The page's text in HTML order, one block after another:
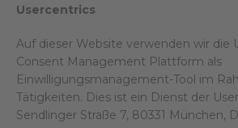
Usercentrics
Auf dieser Website verwenden wir die
Consent Management Plattform als
Einwilligungsmanagement-Tool im
Tätigkeiten. Dies ist ein Dienst der
Sendlinger Straße 7, 80331 München,